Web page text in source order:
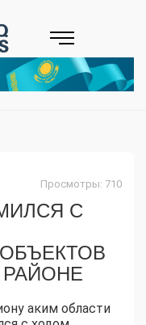
Просмотры: 710
С
аким области